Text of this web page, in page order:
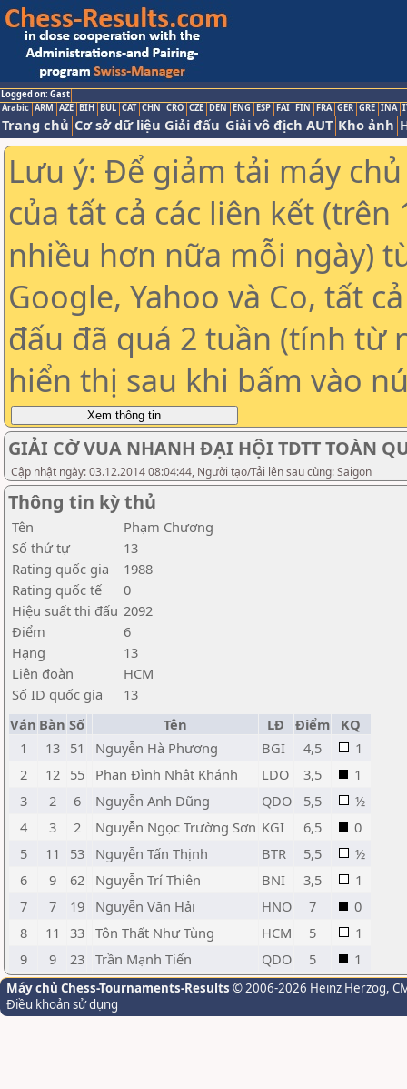
Logged on: Gast
Arabic ARM AZE BIH BUL CAT CHN CRO CZE DEN ENG ESP FAI FIN FRA GER GRE INA
Trang chủ Cơ sở dữ liệu Giải đấu Giải vô địch AUT Kho ảnh
Lưu ý: Để giảm tải máy
của tất cả các liên kết (trên
nhiều hơn nữa mỗi ngày)
Google, Yahoo và Co, tất
đấu đã quá 2 tuần (tính từ
hiển thị sau khi bấm vào
GIẢI CỜ VUA NHANH ĐẠI HỘI TDTT TOÀN
Cập nhật ngày: 03.12.2014 08:04:44, Người tạo/Tải lên sau cùng: Saigon
Thông tin kỳ thủ
Tên
Phạm Chương
Số thứ tự
13
Rating quốc gia
1988
Rating quốc tế
0
Hiệu suất thi đấu 2092
Điểm
6
Hạng
13
Liên đoàn
HCM
Số ID quốc gia
13
Ván Bàn Số Tên LĐ Điểm
KQ
1
13 51 Nguyễn Hà Phương BGI 4,5
1
2
12 55 Phan Đình Nhật Khánh LDO 3,5
1
3
2 6 Nguyễn Anh Dũng QDO 5,5
½
4
3 2 Nguyễn Ngọc Trường Sơn KGI 6,5
0
5
11 53 Nguyễn Tấn Thịnh BTR 5,5
½
6
9 62 Nguyễn Trí Thiên BNI 3,5
1
7
7 19 Nguyễn Văn Hải HNO 7
0
8
11 33 Tôn Thất Như Tùng HCM 5
1
9
9 23 Trần Mạnh Tiến QDO 5 1
Máy chủ Chess-Tournaments-Results © 2006-2026 Heinz Herzog,
Điều khoản sử dụng